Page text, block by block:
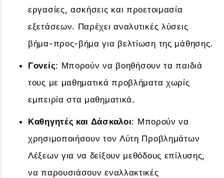
εργασίες, ασκήσεις και προετοιμασία
εξετάσεων. Παρέχει αναλυτικές λύσεις
βήμα-προς-βήμα για βελτίωση της μάθησης.
Γονείς: Μπορούν να βοηθήσουν τα παιδιά
τους με μαθηματικά προβλήματα χωρίς
εμπειρία στα μαθηματικά.
Καθηγητές και Δάσκαλοι: Μπορούν να
χρησιμοποιήσουν τον Λύτη Προβλημάτων
Λέξεων για να δείξουν μεθόδους επίλυσης,
να παρουσιάσουν εναλλακτικές